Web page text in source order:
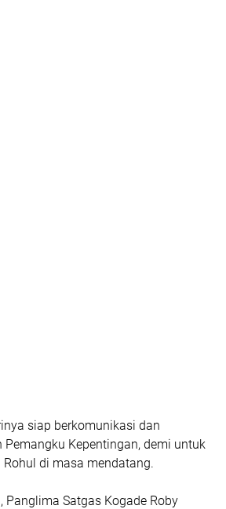
siap berkomunikasi dan
Pemangku Kepentingan, demi untuk
di masa mendatang.
Panglima Satgas Kogade Roby